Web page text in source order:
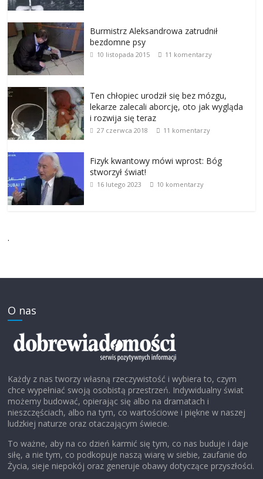
Burmistrz Aleksandrowa zatrudnił
bezdomne psy
10 listopada 2015 11 komentarzy
Ten chłopiec urodził się bez mózgu,
lekarze zalecali aborcję, oto jak wygląda
i rozwija się teraz
27 czerwca 2018 11 komentarzy
Fizyk kwantowy mówi wprost: Bóg
stworzył świat!
16 lutego 2023 10 komentarzy
.
O nas
Każdy z nas tworzy własną rzeczywistość i wybiera to, czym
chce wypełniać swoją osobistą przestrzeń. Indywidualny świat
możemy budować, opierając się albo na dramatach i
nieszczęściach, albo na tym, co wartościowe i piękne w naszej
ludzkiej naturze oraz otaczającym świecie.
To ważne, aby na co dzień karmić się tym, co nas buduje i daje
siłę, a nie tym, co podkopuje naszą wiarę w siebie, zaufanie do
Życia, sieje niepokój oraz generuje obawy dotyczące przyszłości.